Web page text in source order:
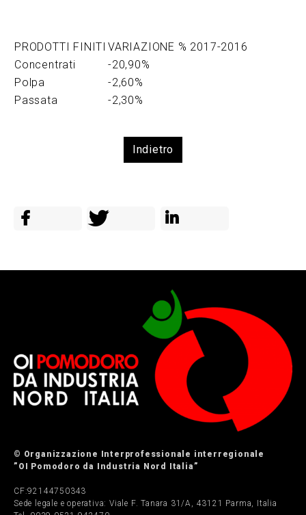
PRODOTTI FINITI VARIAZIONE % 2017-2016
Concentrati
-20,90%
Polpa
-2,60%
Passata
-2,30%
Indietro
© Organizzazione Interprofessionale interregionale
”OI Pomodoro da Industria Nord Italia”
CF:92144750343
Sede legale e operativa: Viale F. Tanara 31/A, 43121 Parma, Italia